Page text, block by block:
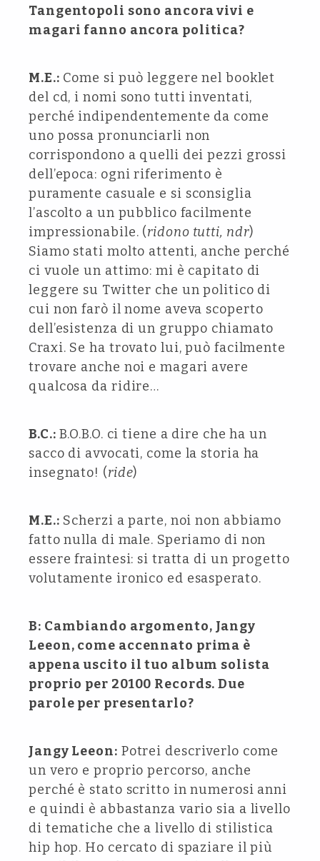
Tangentopoli sono ancora vivi e
magari fanno ancora politica?
M.E.: Come si può leggere nel booklet
del cd, i nomi sono tutti inventati,
perché indipendentemente da come
uno possa pronunciarli non
corrispondono a quelli dei pezzi grossi
dell’epoca: ogni riferimento è
puramente casuale e si sconsiglia
l’ascolto a un pubblico facilmente
impressionabile. (ridono tutti, ndr)
Siamo stati molto attenti, anche perché
ci vuole un attimo: mi è capitato di
leggere su Twitter che un politico di
cui non farò il nome aveva scoperto
dell’esistenza di un gruppo chiamato
Craxi. Se ha trovato lui, può facilmente
trovare anche noi e magari avere
qualcosa da ridire…
B.C.: B.O.B.O. ci tiene a dire che ha un
sacco di avvocati, come la storia ha
insegnato! (ride)
M.E.: Scherzi a parte, noi non abbiamo
fatto nulla di male. Speriamo di non
essere fraintesi: si tratta di un progetto
volutamente ironico ed esasperato.
B: Cambiando argomento, Jangy
Leeon, come accennato prima è
appena uscito il tuo album solista
proprio per 20100 Records. Due
parole per presentarlo?
Jangy Leeon: Potrei descriverlo come
un vero e proprio percorso, anche
perché è stato scritto in numerosi anni
e quindi è abbastanza vario sia a livello
di tematiche che a livello di stilistica
hip hop. Ho cercato di spaziare il più